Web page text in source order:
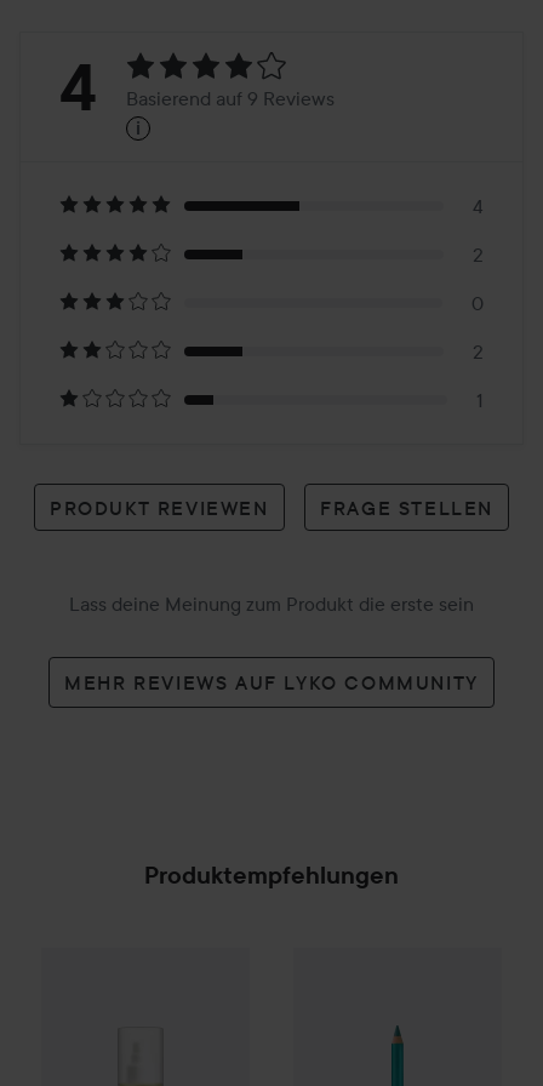
Bewertung:
Basierend
auf
9
Reviews
4 Basierend auf 9 Reviews
i
4
2
0
2
1
PRODUKT REVIEWEN FRAGE STELLEN
Lass deine Meinung zum Produkt die erste sein
MEHR REVIEWS AUF LYKO COMMUNITY
Produktempfehlungen